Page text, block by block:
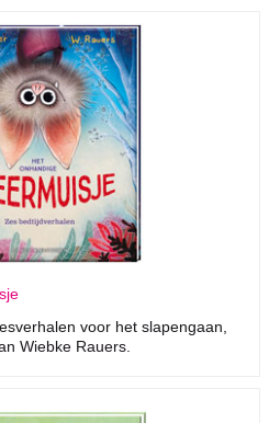
voor het slapengaan,
Wiebke Rauers.